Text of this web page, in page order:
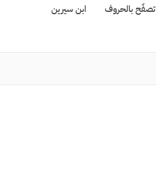
تصفّح بالحروف ابن سيرين